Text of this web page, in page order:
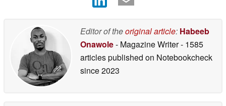
Editor of theoriginal article: Habeeb
Onawole- Magazine Writer- 1585
articles published on Notebookcheck
since 2023